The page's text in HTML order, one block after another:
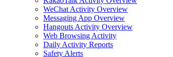
WeChat Activity Overview
Messaging App Overview
Hangouts Activity Overview
Web Browsing Activity
Daily Activity Reports
Safety Alerts